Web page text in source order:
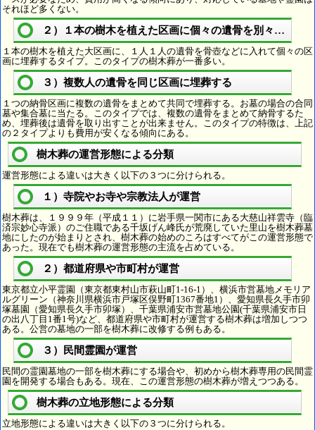
それほど多くない。
２）１本の樹木を植えた区画に個々の遺骨を別々に埋葬
１本の樹木を植えた大区画に、１人１人の遺骨を骨壺などに入れて個々の区
画に埋葬するタイプ。このタイプの樹木葬が一番多い。
３）複数人の遺骨を同じ区画に埋葬する
１つの納骨区画に複数の遺骨をまとめて共同で埋葬する。お墓の場合の合同
墓や集合墓に当たる。このタイプでは、複数の遺骨をまとめて納骨するた
め、埋葬後は遺骨を取り出すことが出来ません。このタイプの特徴は、上記
の２タイプよりも費用が安くなる傾向にある。
樹木葬の運営形態による分類
運営形態による違いは大きく以下の３つに分けられる。
１）寺院やお寺や宗教法人が運営
樹木葬は、１９９９年（平成１１）に岩手県一関市にある大慈山祥雲寺（臨
済宗妙心寺派）のご住職である千坂げん峰氏が荒廃していた里山を樹木葬墓
地にしたのが始まりとされ、樹木葬の始めのころはすべてがこの運営形態で
あった。現在でも樹木葬の運営形態の主流を占めている。
２）都道府県や市町村が運営
東京都立小平霊園（東京都東村山市萩山町1-16-1）、横浜市営墓地メモリア
ルグリーン（神奈川県横浜市戸塚区俣野町1367番地1）、愛知県長久手市卯
塚墓園（愛知県長久手市卯塚）、千葉県浦安市営墓地公園(千葉県浦安市日
の出八丁目1番1号)など、都道府県や市町村が運営する樹木葬は増加しつつ
ある。公営の墓地の一部を樹木葬に改修する例もある。
３）民間霊園が運営
民間の霊園墓地の一部を樹木葬にする場合や、初めから樹木葬専用の民間霊
園を開発する場合もある。現在、この運営形態の樹木葬が増えつつある。
樹木葬の立地形態による分類
立地形態による違いは大きく以下の３つに分けられる。